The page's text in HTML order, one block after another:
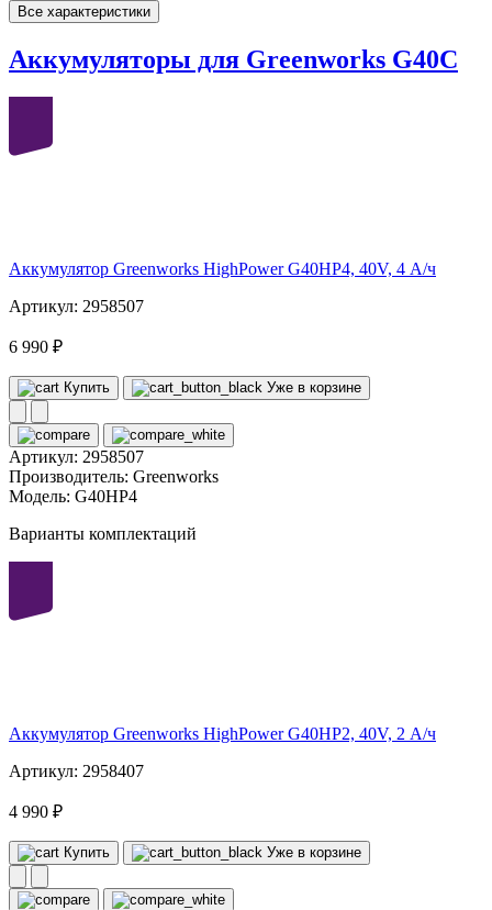
Все характеристики
Аккумуляторы для Greenworks G40C
Аккумулятор Greenworks HighPower G40HP4, 40V, 4 А/ч
Артикул: 2958507
6 990 ₽
Купить Уже в корзине
Артикул: 2958507
Производитель: Greenworks
Модель: G40HP4
Варианты комплектаций
Аккумулятор Greenworks HighPower G40HP2, 40V, 2 А/ч
Артикул: 2958407
4 990 ₽
Купить Уже в корзине